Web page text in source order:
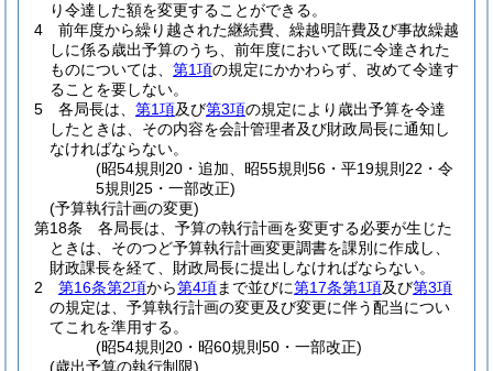
り令達した額を変更することができる。
4
前年度から繰り越された継続費、繰越明許費及び事故繰越
しに係る歳出予算のうち、前年度において既に令達された
ものについては、 第1項の規定にかかわらず、改めて令達す
ることを要しない。
5
各局長は、 第1項及び第3項の規定により歳出予算を令達
したときは、その内容を会計管理者及び財政局長に通知し
なければならない。
(昭54規則20・追加、昭55規則56・平19規則22・令
5規則25・一部改正)
(予算執行計画の変更)
第18条
各局長は、予算の執行計画を変更する必要が生じた
ときは、そのつど予算執行計画変更調書を課別に作成し、
財政課長を経て、財政局長に提出しなければならない。
2
第16条第2項から第4項まで並びに第17条第1項及び第3項
の規定は、予算執行計画の変更及び変更に伴う配当につい
てこれを準用する。
(昭54規則20・昭60規則50・一部改正)
(歳出予算の執行制限)